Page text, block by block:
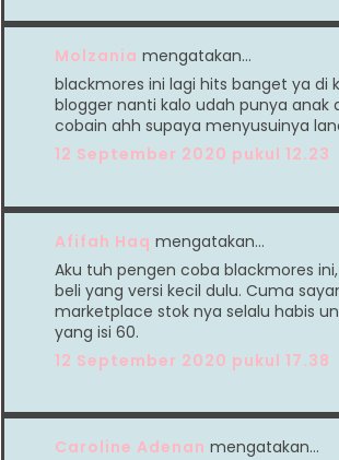
Molzania mengatakan…
blackmores ini lagi hits banget ya di
blogger nanti kalo udah punya anak
cobain ahh supaya menyusuinya
12 September 2020 pukul 12.23
Afifah Haq mengatakan…
Aku tuh pengen coba blackmores
beli yang versi kecil dulu. Cuma
marketplace stok nya selalu habis
yang isi 60.
12 September 2020 pukul 17.38
Caroline Adenan mengatakan…